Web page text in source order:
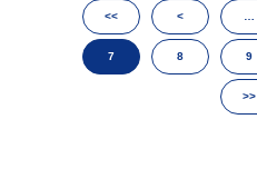
<< <
7 8 9
>>